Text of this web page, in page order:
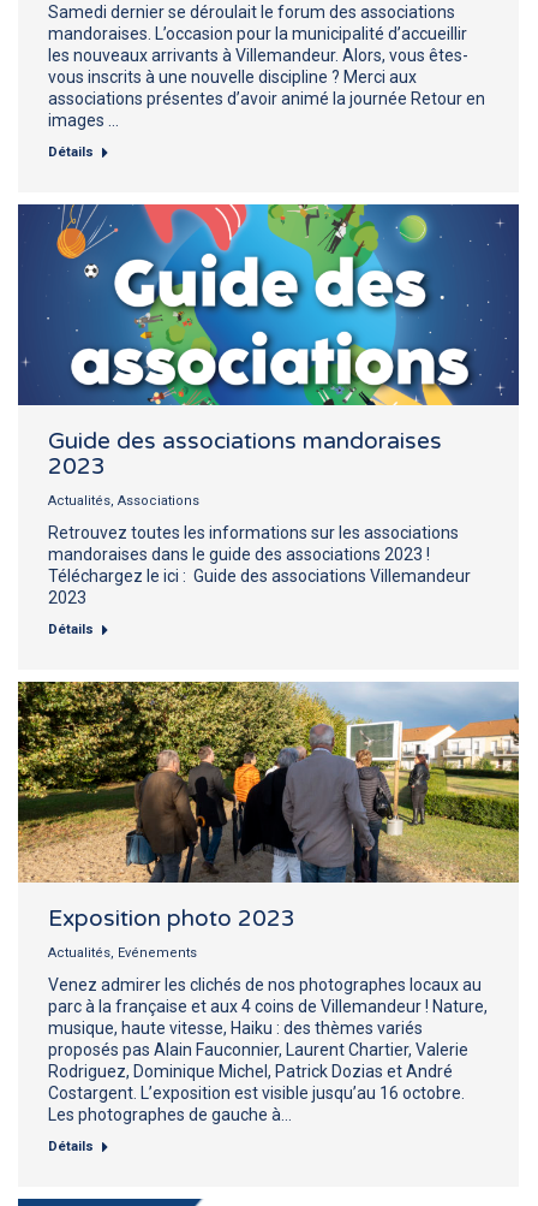
Samedi dernier se déroulait le forum des associations
mandoraises. L’occasion pour la municipalité d’accueillir
les nouveaux arrivants à Villemandeur. Alors, vous êtes-
vous inscrits à une nouvelle discipline ? Merci aux
associations présentes d’avoir animé la journée Retour en
images …
Détails
Guide des associations mandoraises
2023
Actualités, Associations
Retrouvez toutes les informations sur les associations
mandoraises dans le guide des associations 2023 !
Téléchargez le ici : Guide des associations Villemandeur
2023
Détails
Exposition photo 2023
Actualités, Evénements
Venez admirer les clichés de nos photographes locaux au
parc à la française et aux 4 coins de Villemandeur ! Nature,
musique, haute vitesse, Haiku : des thèmes variés
proposés pas Alain Fauconnier, Laurent Chartier, Valerie
Rodriguez, Dominique Michel, Patrick Dozias et André
Costargent. L’exposition est visible jusqu’au 16 octobre.
Les photographes de gauche à…
Détails